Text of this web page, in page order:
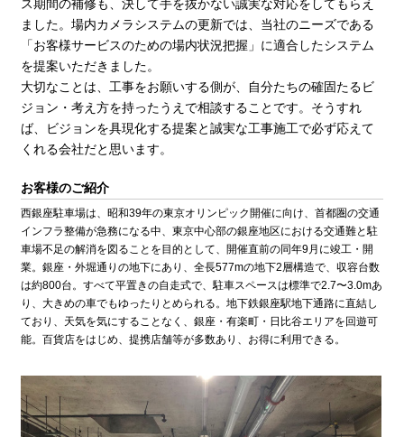
ス期間の補修も、決して手を抜かない誠実な対応をしてもらえ
ました。場内カメラシステムの更新では、当社のニーズである
「お客様サービスのための場内状況把握」に適合したシステム
を提案いただきました。
大切なことは、工事をお願いする側が、自分たちの確固たるビ
ジョン・考え方を持ったうえで相談することです。そうすれ
ば、ビジョンを具現化する提案と誠実な工事施工で必ず応えて
くれる会社だと思います。
お客様のご紹介
西銀座駐車場は、昭和39年の東京オリンピック開催に向け、首都圏の交通
インフラ整備が急務になる中、東京中心部の銀座地区における交通難と駐
車場不足の解消を図ることを目的として、開催直前の同年9月に竣工・開
業。銀座・外堀通りの地下にあり、全長577mの地下2層構造で、収容台数
は約800台。すべて平置きの自走式で、駐車スペースは標準で2.7〜3.0mあ
り、大きめの車でもゆったりとめられる。地下鉄銀座駅地下通路に直結し
ており、天気を気にすることなく、銀座・有楽町・日比谷エリアを回遊可
能。百貨店をはじめ、提携店舗等が多数あり、お得に利用できる。